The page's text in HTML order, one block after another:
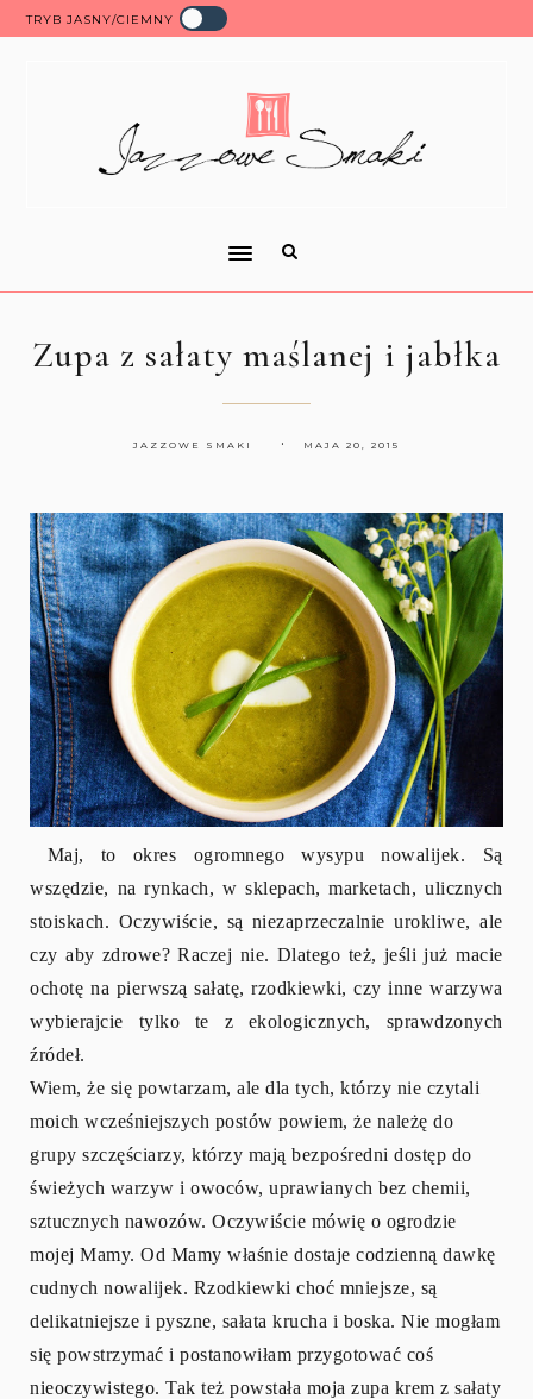
TRYB JASNY/CIEMNY
Zupa z sałaty maślanej i jabłka
JAZZOWE SMAKI MAJA 20, 2015
Maj, to okres ogromnego wysypu nowalijek. Są
wszędzie, na rynkach, w sklepach, marketach, ulicznych
stoiskach. Oczywiście, są niezaprzeczalnie urokliwe, ale
czy aby zdrowe? Raczej nie. Dlatego też, jeśli już macie
ochotę na pierwszą sałatę, rzodkiewki, czy inne warzywa
wybierajcie tylko te z ekologicznych, sprawdzonych
źródeł.
Wiem, że się powtarzam, ale dla tych, którzy nie czytali
moich wcześniejszych postów powiem, że należę do
grupy szczęściarzy, którzy mają bezpośredni dostęp do
świeżych warzyw i owoców, uprawianych bez chemii,
sztucznych nawozów. Oczywiście mówię o ogrodzie
mojej Mamy. Od Mamy właśnie dostaje codzienną dawkę
cudnych nowalijek. Rzodkiewki choć mniejsze, są
delikatniejsze i pyszne, sałata krucha i boska. Nie mogłam
się powstrzymać i postanowiłam przygotować coś
nieoczywistego. Tak też powstała moja zupa krem z sałaty